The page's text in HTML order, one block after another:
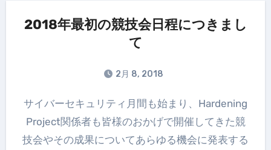
2018年最初の競技会日程につきまし
て
2月 8, 2018
サイバーセキュリティ月間も始まり、Hardening
Project関係者も皆様のおかげで開催してきた競
技会やその成果についてあらゆる機会に発表する